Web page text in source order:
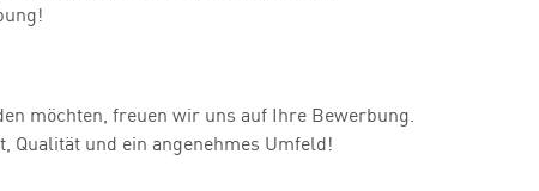
möchten, freuen wir uns auf Ihre Bewerbung.
Qualität und ein angenehmes Umfeld!